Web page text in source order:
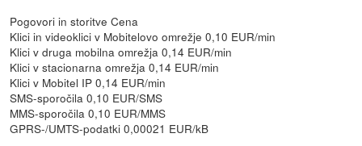
Pogovori in storitve Cena
Klici in videoklici v Mobitelovo omrežje 0,10 EUR/min
Klici v druga mobilna omrežja 0,14 EUR/min
Klici v stacionarna omrežja 0,14 EUR/min
Klici v Mobitel IP 0,14 EUR/min
SMS-sporočila 0,10 EUR/SMS
MMS-sporočila 0,10 EUR/MMS
GPRS-/UMTS-podatki 0,00021 EUR/kB